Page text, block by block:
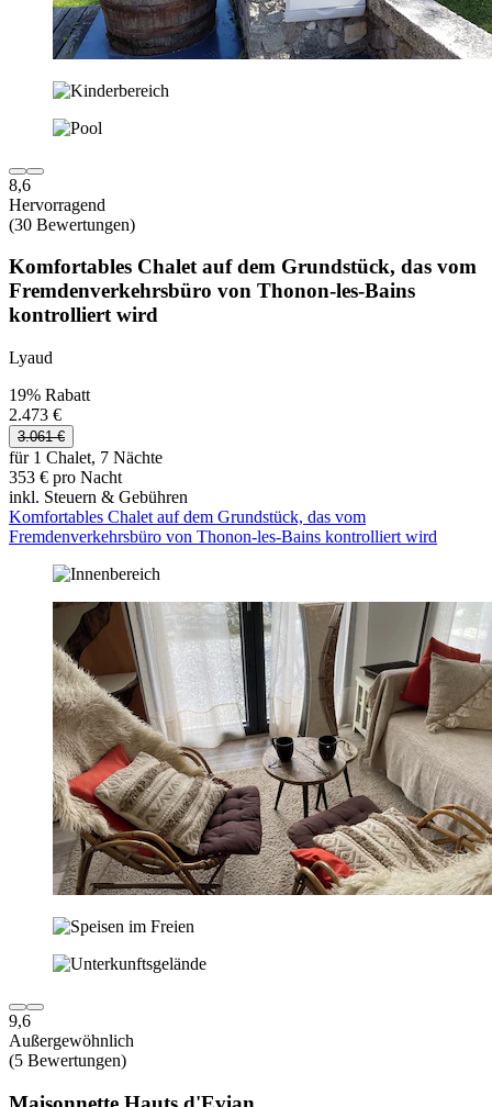
8,6
Hervorragend
(30 Bewertungen)
Komfortables Chalet auf dem Grundstück, das vom
Fremdenverkehrsbüro von Thonon-les-Bains
kontrolliert wird
Lyaud
19% Rabatt
2.473 €
3.061 €
für 1 Chalet, 7 Nächte
353 € pro Nacht
inkl. Steuern & Gebühren
Komfortables Chalet auf dem Grundstück, das vom
Fremdenverkehrsbüro von Thonon-les-Bains kontrolliert wird
9,6
Außergewöhnlich
(5 Bewertungen)